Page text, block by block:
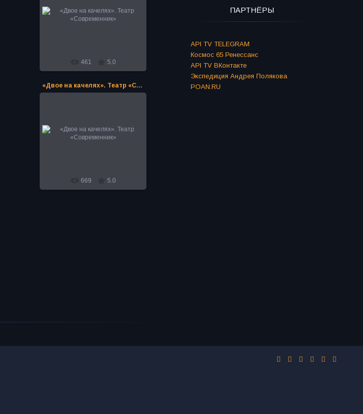
«Двое на качелях». Театр
«Современник»
461 5.0
«Двое на качелях». Театр «Современник»
«Двое на качелях». Театр
«Современник»
669 5.0
ПАРТНЁРЫ
API TV TELEGRAM
Космос 65 Ренессанс
API TV ВКонтакте
Экспедиция Андрея Полякова
POAN.RU